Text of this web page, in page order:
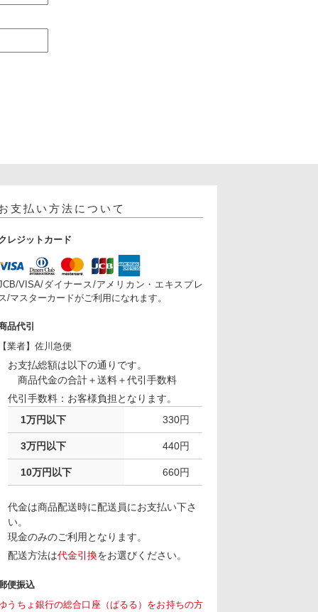
支払い方法について
レジットカード
VISA/ダイナース/アメリカン・エキスプレ
/マスターカードがご利用になれます。
品代引
【業者】佐川急便
お支払総額は以下の通りです。
商品代金の合計＋送料＋代引手数料
代引手数料：お客様負担となります。
1万円以下
330円
3万円以下 440円
10万円以下 660円
代金は商品配送時に配送員にお支払い下さ
い。
現金のみのご利用となります。
配送方法は代金引換をお選びください。
便振込
うちょ銀行の総合口座（ぱるる）をお持ちの方